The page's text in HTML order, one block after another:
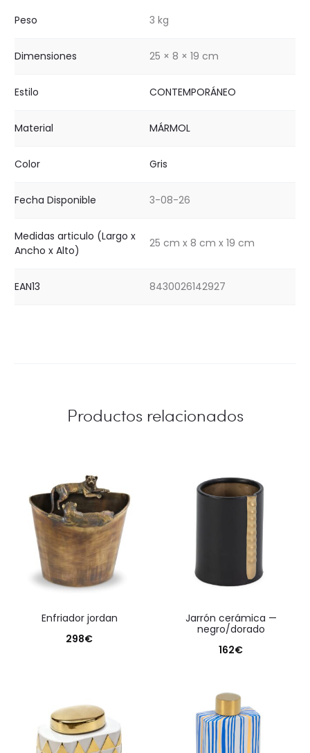
Peso 3 kg
Dimensiones 25 × 8 × 19 cm
Estilo CONTEMPORÁNEO
Material MÁRMOL
Color Gris
Fecha Disponible 3-08-26
Medidas articulo (Largo x
Ancho x Alto)
25 cm x 8 cm x 19 cm
EAN13 8430026142927
Productos relacionados
enfriador jordan
298€
jarrón cerámica —
negro/dorado
162€